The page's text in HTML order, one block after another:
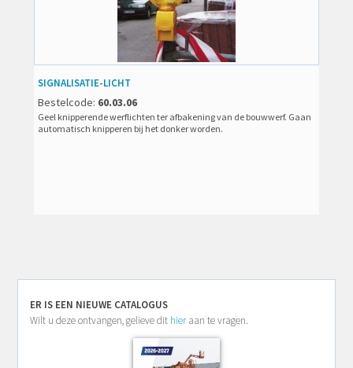
SIGNALISATIE-LICHT
Bestelcode: 60.03.06
Geel knipperende werflichten ter afbakening van de bouwwerf. Gaan
automatisch knipperen bij het donker worden.
ER IS EEN NIEUWE CATALOGUS
Wilt u deze ontvangen, gelieve dit hier aan te vragen.